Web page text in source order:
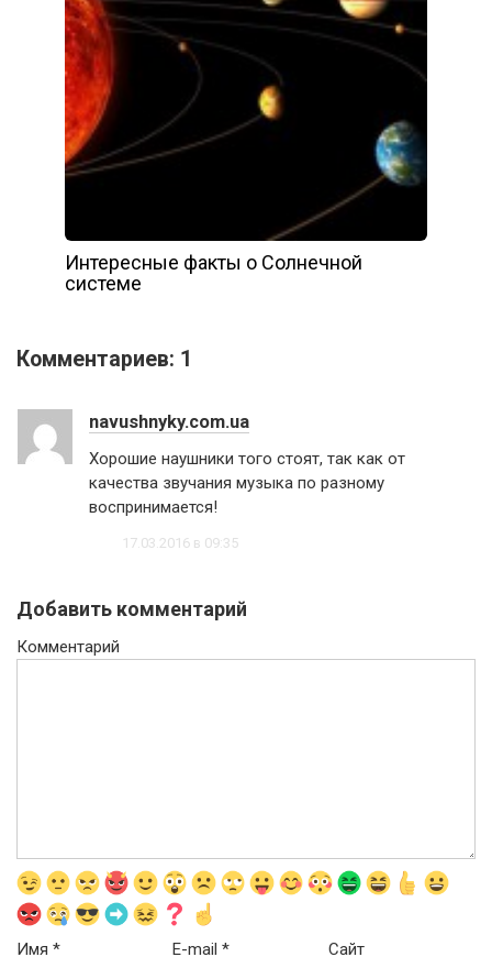
Интересные факты о Солнечной
системе
Комментариев: 1
navushnyky.com.ua
Хорошие наушники того стоят, так как от
качества звучания музыка по разному
воспринимается!
17.03.2016 в 09:35
Добавить комментарий
Комментарий
Имя * E-mail* Сайт